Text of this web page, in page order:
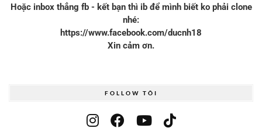
Hoặc inbox thẳng fb - kết bạn thì ib để mình biết ko phải clone
nhé:
https://www.facebook.com/ducnh18
Xin cảm ơn.
FOLLOW TÔI